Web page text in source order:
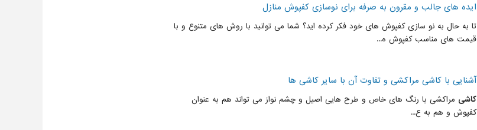
ایده های جالب و مقرون به صرفه برای نوسازی کفپوش منازل
تا به حال به نو سازی کفپوش های خود فکر کرده اید؟ شما می توانید با روش های متنوع و با
قیمت های مناسب کفپوش ه...
آشنایی با کاشی مراکشی و تفاوت آن با سایر کاشی ها
کاشی مراکشی با رنگ های خاص و طرح هایی اصیل و چشم نواز می تواند هم به عنوان
کفپوش و هم به ع...